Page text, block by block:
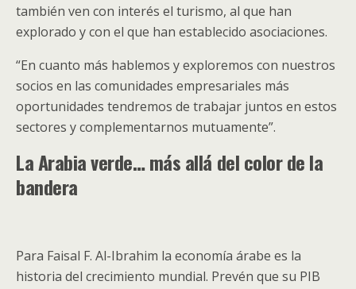
también ven con interés el turismo, al que han
explorado y con el que han establecido asociaciones.
“En cuanto más hablemos y exploremos con nuestros
socios en las comunidades empresariales más
oportunidades tendremos de trabajar juntos en estos
sectores y complementarnos mutuamente”.
La Arabia verde… más allá del color de la
bandera
Para Faisal F. Al-Ibrahim la economía árabe es la
historia del crecimiento mundial. Prevén que su PIB